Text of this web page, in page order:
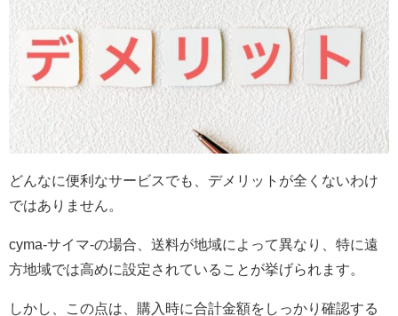
どんなに便利なサービスでも、デメリットが全くないわけ
ではありません。
cyma-サイマ-の場合、送料が地域によって異なり、特に遠
方地域では高めに設定されていることが挙げられます。
しかし、この点は、購入時に合計金額をしっかり確認する